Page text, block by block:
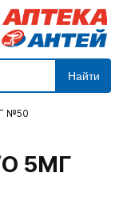
Найти
№50
5МГ